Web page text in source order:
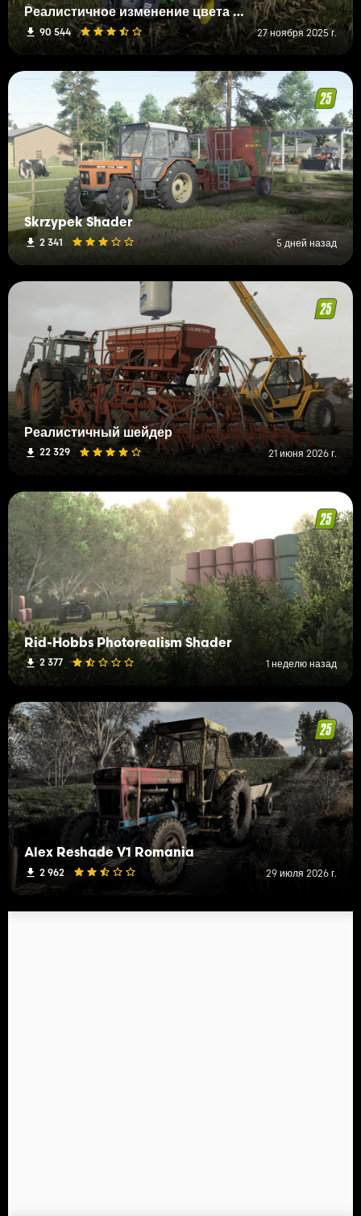
Реалистичное изменение цвета следующего поколения + освещение
90 544 27 ноября 2025 г.
Skrzypek Shader
2 341 5 дней назад
Реалистичный шейдер
22 329 21 июня 2026 г.
Rid-Hobbs Photorealism Shader
2 377 1 неделю назад
Alex Reshade V1 Romania
2 962 29 июля 2026 г.